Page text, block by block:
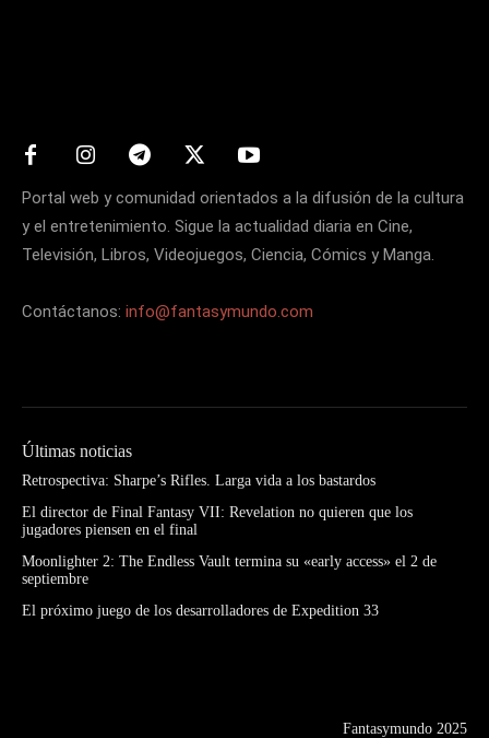
Portal web y comunidad orientados a la difusión de la cultura
y el entretenimiento. Sigue la actualidad diaria en Cine,
Televisión, Libros, Videojuegos, Ciencia, Cómics y Manga.
Contáctanos: info@fantasymundo.com
Últimas noticias
Retrospectiva: Sharpe’s Rifles. Larga vida a los bastardos
El director de Final Fantasy VII: Revelation no quieren que los
jugadores piensen en el final
Moonlighter 2: The Endless Vault termina su «early access» el 2 de
septiembre
El próximo juego de los desarrolladores de Expedition 33
Fantasymundo 2025